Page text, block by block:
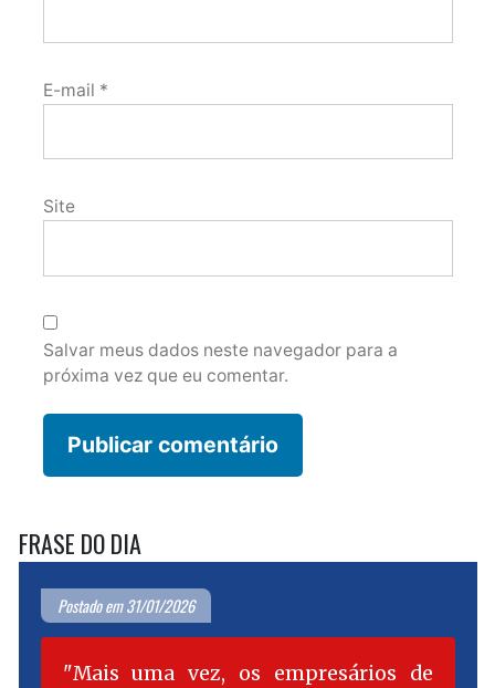
E-mail *
Site
Salvar meus dados neste navegador para a
próxima vez que eu comentar.
FRASE DO DIA
Postado em 31/01/2026
Mais uma vez, os empresários de